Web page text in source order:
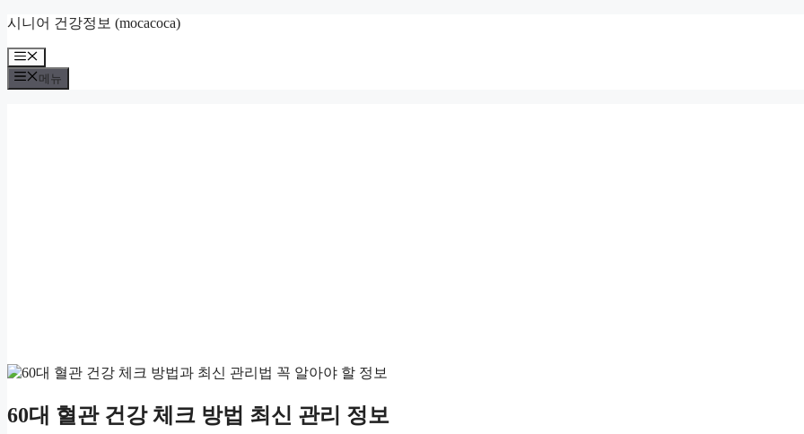
컨
츠
로
시니어 건강정보 (mocacoca)
메
뉴
메뉴
60대 혈관 건강 체크 방법 최신 관리 정보